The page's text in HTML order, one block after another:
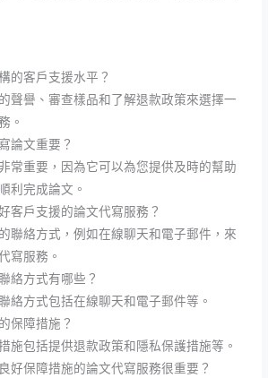
的客戶支援水平？
聲譽、審查樣品和了解退款政策來選擇一
。
論文重要？
常重要，因為它可以為您提供及時的幫助
利完成論文。
客戶支援的論文代寫服務？
聯絡方式，例如在線聊天和電子郵件，來
寫服務。
絡方式有哪些？
絡方式包括在線聊天和電子郵件等。
保障措施？
施包括提供退款政策和隱私保護措施等。
好保障措施的論文代寫服務很重要？